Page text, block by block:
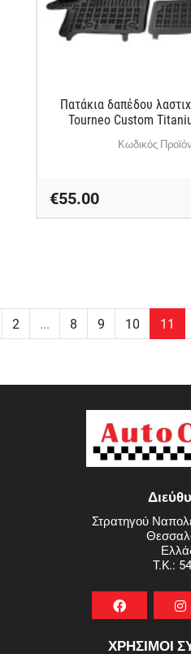
Πατάκια δαπέδου
Tourneo Custom
Κωδικός
€55.00
2 ... 8 9 10 11
Στρατηγού
T.K.:
ΧΡΗΣΙΜΟΙ